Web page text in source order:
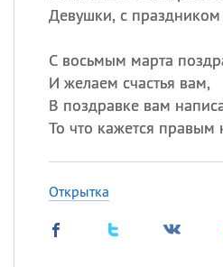
Девушки, с праздником
С восьмым марта
И желаем счастья вам,
В поздравке вам
То что кажется правым
Открытка